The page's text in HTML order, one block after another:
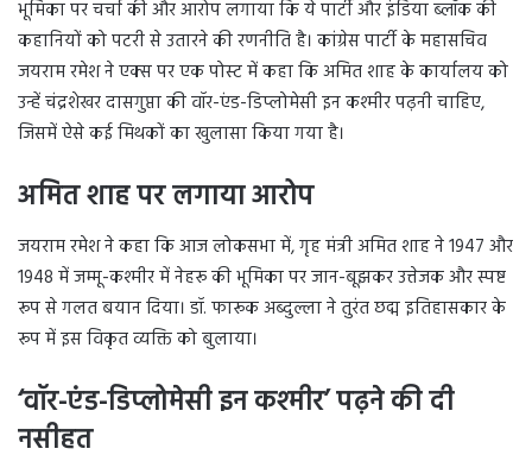
भूमिका पर चर्चा की और आरोप लगाया कि ये पार्टी और इंडिया ब्लॉक की
कहानियों को पटरी से उतारने की रणनीति है। कांग्रेस पार्टी के महासचिव
जयराम रमेश ने एक्स पर एक पोस्ट में कहा कि अमित शाह के कार्यालय को
उन्हें चंद्रशेखर दासगुप्ता की वॉर-एंड-डिप्लोमेसी इन कश्मीर पढ़नी चाहिए,
जिसमें ऐसे कई मिथकों का खुलासा किया गया है।
अमित शाह पर लगाया आरोप
जयराम रमेश ने कहा कि आज लोकसभा में, गृह मंत्री अमित शाह ने 1947 और
1948 में जम्मू-कश्मीर में नेहरू की भूमिका पर जान-बूझकर उत्तेजक और स्पष्ट
रूप से गलत बयान दिया। डॉ. फारूक अब्दुल्ला ने तुरंत छद्म इतिहासकार के
रूप में इस विकृत व्यक्ति को बुलाया।
‘वॉर-एंड-डिप्लोमेसी इन कश्मीर’ पढ़ने की दी
नसीहत